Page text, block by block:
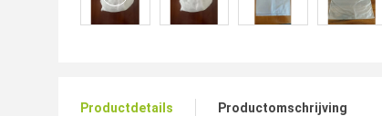
Productdetails Productomschrijving